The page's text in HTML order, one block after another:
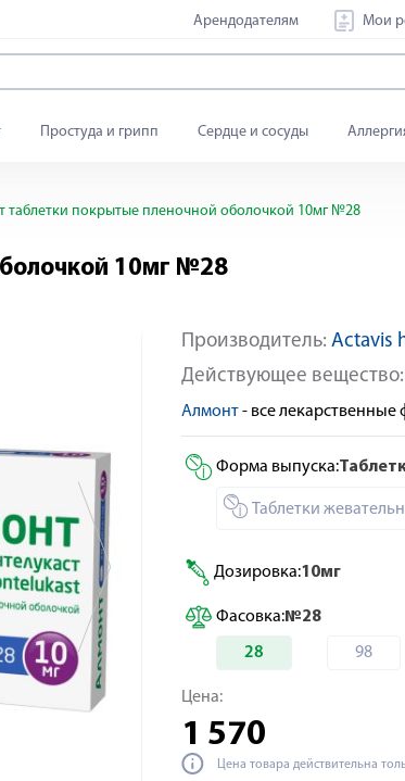
Арендодателям Мои
Простуда и грипп Сердце и сосуды
таблетки покрытые пленочной оболочкой 10мг №28
10мг №28
По рецепту
Производитель: Actavis
Действующее вещество:
Алмонт- все
Форма выпуска:
Таблетки
Дозировка:10мг
Фасовка:№28
28 98
Цена:
1 570
Цена товара действительна